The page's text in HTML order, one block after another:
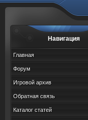
Навигация
Главная
Форум
Игровой архив
Обратная связь
Каталог статей